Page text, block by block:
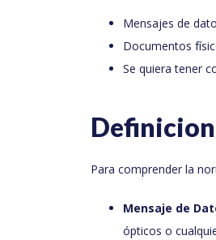
Mensajes de
Documentos
Se quiera tener
Para comprender la
Mensaje de
ópticos o